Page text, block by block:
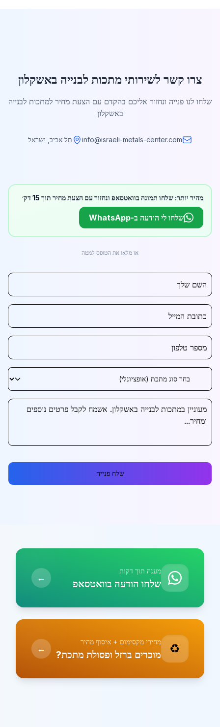
צרו קשר לשירותי מתכות לבנייה באשקלון
שלחו לנו פנייה ונחזור אליכם בהקדם עם הצעת מחיר למתכות לבנייה
באשקלון
info@israeli-metals-center.com תל אביב, ישראל
מהיר יותר: שלחו תמונה בוואטסאפ ונחזור עם הצעת מחיר תוך 15 דק׳
שלחו לי הודעה ב-WhatsApp
או מלאו את הטופס למטה
שלח פנייה
מענה תוך דקות
שלחו הודעה בוואטסאפ ←
♻️ מחירי מקסימום + איסוף מהיר
מוכרים ברזל ופסולת מתכת? ←